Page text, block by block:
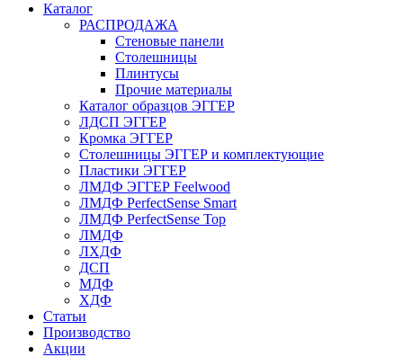
Каталог
РАСПРОДАЖА
Стеновые панели
Столешницы
Плинтусы
Прочие материалы
Каталог образцов ЭГГЕР
ЛДСП ЭГГЕР
Кромка ЭГГЕР
Столешницы ЭГГЕР и комплектующие
Пластики ЭГГЕР
ЛМДФ ЭГГЕР Feelwood
ЛМДФ PerfectSense Smart
ЛМДФ PerfectSense Top
ЛМДФ
ЛХДФ
ДСП
МДФ
ХДФ
Статьи
Производство
Акции